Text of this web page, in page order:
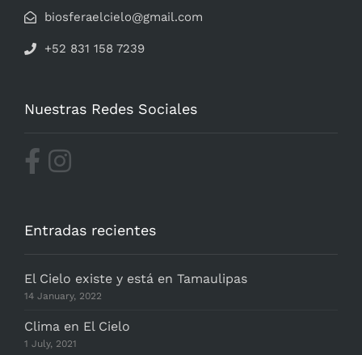
biosferaelcielo@gmail.com
+52 831 158 7239
Nuestras Redes Sociales
Entradas recientes
El Cielo existe y está en Tamaulipas
14 January, 2022
Clima en El Cielo
1 July, 2021